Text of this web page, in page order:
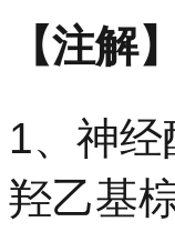
【注解】
1、神
羟乙基